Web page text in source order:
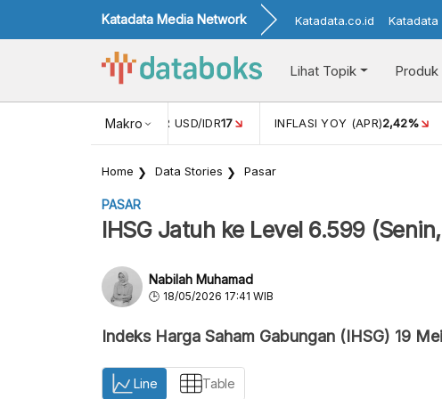
Katadata Media Network Katadata.co.id Katadata
Lihat Topik Produk
Makro
NILAI TUKAR USD/IDR17 INFLASI YOY (APR)2,42%
Home Data Stories Pasar
PASAR
IHSG Jatuh ke Level 6.599
Nabilah Muhamad
18/05/2026 17:41 WIB
Indeks Harga Saham Gabungan (IHSG) 19
Line Table